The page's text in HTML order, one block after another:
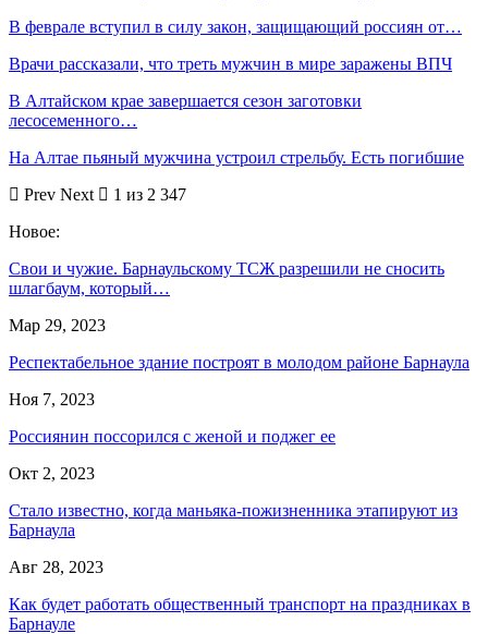
В феврале вступил в силу закон, защищающий россиян от…
Врачи рассказали, что треть мужчин в мире заражены ВПЧ
В Алтайском крае завершается сезон заготовки
лесосеменного…
На Алтае пьяный мужчина устроил стрельбу. Есть погибшие
Prev Next
1 из 2 347
Новое:
Свои и чужие. Барнаульскому ТСЖ разрешили не сносить
шлагбаум, который…
Мар 29, 2023
Респектабельное здание построят в молодом районе Барнаула
Ноя 7, 2023
Россиянин поссорился с женой и поджег ее
Окт 2, 2023
Стало известно, когда маньяка-пожизненника этапируют из
Барнаула
Авг 28, 2023
Как будет работать общественный транспорт на праздниках в
Барнауле